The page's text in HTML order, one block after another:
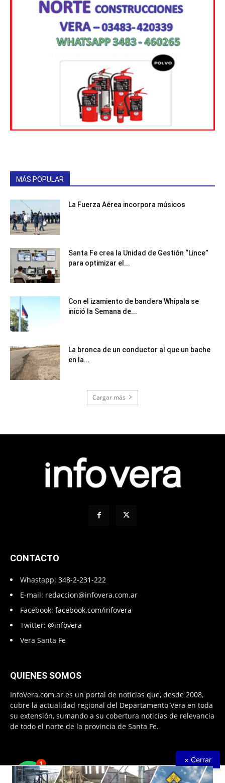
MÁS POPULAR
La Fuerza Aérea incorpora músicos
Santa Fe crea la Unidad de Gestión “Lince”
para optimizar el...
Con el izamiento de bandera Whipala se
inició la Semana de...
La bronca de un conductor al que un bache
en la...
Cargar más
CONTACTO
Whastapp: 348-2-231-222
E-mail: redaccion@infovera.com.ar
Facebook: facebook.com/infovera
Twitter: @infovera
Vera Santa Fe
QUIENES SOMOS
InfoVera.com.ar es un portal de noticias que, desde 2008,
cubre la actualidad regional del Departamento Vera en toda
su extensión, sumando a su cobertura noticias de relevancia
de todo el norte de la provincia de Santa Fe.
Todos Los Derechos Reservados © 2008 – 2026. Infovera.com.ar -
× Cerrar
1